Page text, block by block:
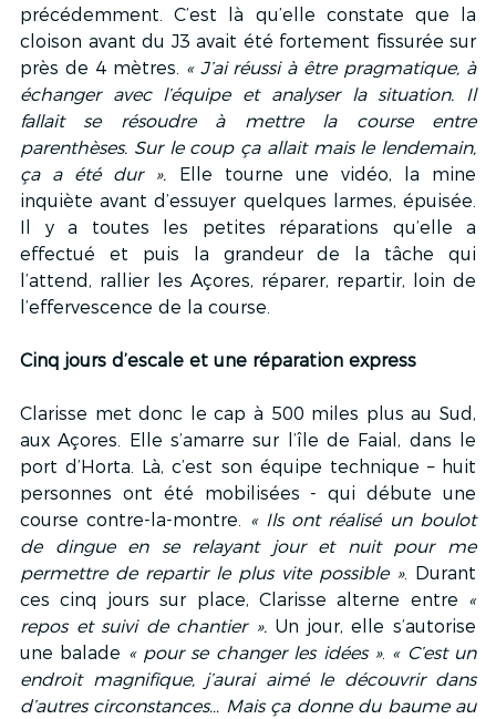
précédemment. C’est là qu’elle constate que la
cloison avant du J3 avait été fortement fissurée sur
près de 4 mètres. « J’ai réussi à être pragmatique, à
échanger avec l’équipe et analyser la situation. Il
fallait se résoudre à mettre la course entre
parenthèses. Sur le coup ça allait mais le lendemain,
ça a été dur ». Elle tourne une vidéo, la mine
inquiète avant d’essuyer quelques larmes, épuisée.
Il y a toutes les petites réparations qu’elle a
effectué et puis la grandeur de la tâche qui
l’attend, rallier les Açores, réparer, repartir, loin de
l’effervescence de la course.
Cinq jours d’escale et une réparation express
Clarisse met donc le cap à 500 miles plus au Sud,
aux Açores. Elle s’amarre sur l’île de Faial, dans le
port d’Horta. Là, c’est son équipe technique – huit
personnes ont été mobilisées - qui débute une
course contre-la-montre. « Ils ont réalisé un boulot
de dingue en se relayant jour et nuit pour me
permettre de repartir le plus vite possible ». Durant
ces cinq jours sur place, Clarisse alterne entre «
repos et suivi de chantier ». Un jour, elle s’autorise
une balade « pour se changer les idées ». « C’est un
endroit magnifique, j’aurai aimé le découvrir dans
d’autres circonstances… Mais ça donne du baume au